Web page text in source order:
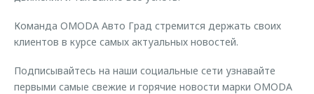
Кредитный калькулятор
Одежда и сувениры
O&J Автоклуб
Клуб владельцев OMODA
Приложение O&J
Обратная связь
Команда OMODA Авто Град стремится держать своих
клиентов в курсе самых актуальных новостей.
Подписывайтесь на наши социальные сети узнавайте
первыми самые свежие и горячие новости марки OMODA